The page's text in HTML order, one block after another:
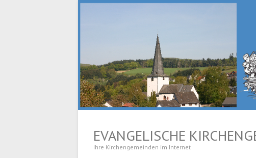
EVANGELISCHE
Ihre Kirchengemeinden im Internet